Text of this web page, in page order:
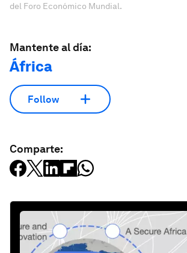
del Foro Económico Mundial.
Mantente al día:
África
Follow
Comparte: